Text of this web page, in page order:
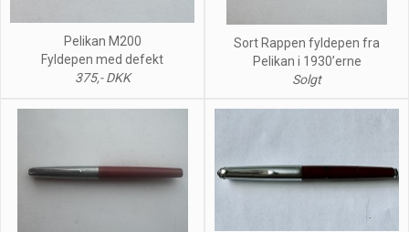
Pelikan M200
Fyldepen med defekt
375,- DKK
Sort Rappen fyldepen fra
Pelikan i 1930’erne
Solgt